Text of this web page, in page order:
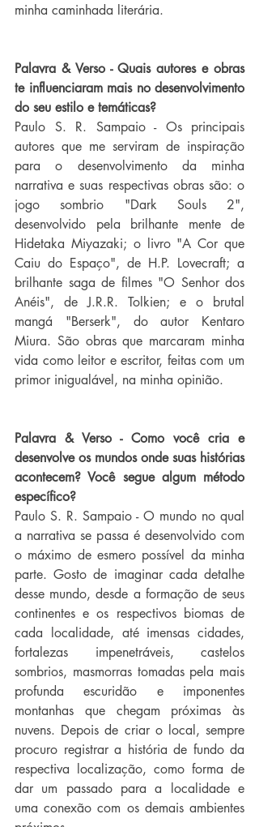
minha caminhada literária.
Palavra & Verso - Quais autores e obras
te influenciaram mais no desenvolvimento
do seu estilo e temáticas?
Paulo S. R. Sampaio - Os principais
autores que me serviram de inspiração
para o desenvolvimento da minha
narrativa e suas respectivas obras são: o
jogo sombrio "Dark Souls 2",
desenvolvido pela brilhante mente de
Hidetaka Miyazaki; o livro "A Cor que
Caiu do Espaço", de H.P. Lovecraft; a
brilhante saga de filmes "O Senhor dos
Anéis", de J.R.R. Tolkien; e o brutal
mangá "Berserk", do autor Kentaro
Miura. São obras que marcaram minha
vida como leitor e escritor, feitas com um
primor inigualável, na minha opinião.
Palavra & Verso - Como você cria e
desenvolve os mundos onde suas histórias
acontecem? Você segue algum método
específico?
Paulo S. R. Sampaio - O mundo no qual
a narrativa se passa é desenvolvido com
o máximo de esmero possível da minha
parte. Gosto de imaginar cada detalhe
desse mundo, desde a formação de seus
continentes e os respectivos biomas de
cada localidade, até imensas cidades,
fortalezas impenetráveis, castelos
sombrios, masmorras tomadas pela mais
profunda escuridão e imponentes
montanhas que chegam próximas às
nuvens. Depois de criar o local, sempre
procuro registrar a história de fundo da
respectiva localização, como forma de
dar um passado para a localidade e
uma conexão com os demais ambientes